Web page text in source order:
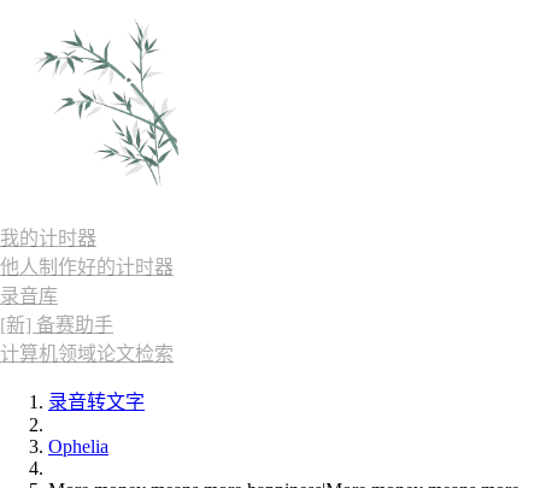
我的计时器
他人制作好的计时器
录音库
[新] 备赛助手
计算机领域论文检索
录音转文字
Ophelia